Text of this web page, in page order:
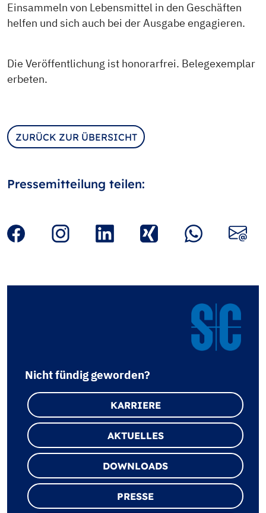
Einsammeln von Lebensmittel in den Geschäften
helfen und sich auch bei der Ausgabe engagieren.
Die Veröffentlichung ist honorarfrei. Belegexemplar
erbeten.
ZURÜCK ZUR ÜBERSICHT
Pressemitteilung teilen:
Nicht fündig geworden?
KARRIERE
AKTUELLES
DOWNLOADS
PRESSE